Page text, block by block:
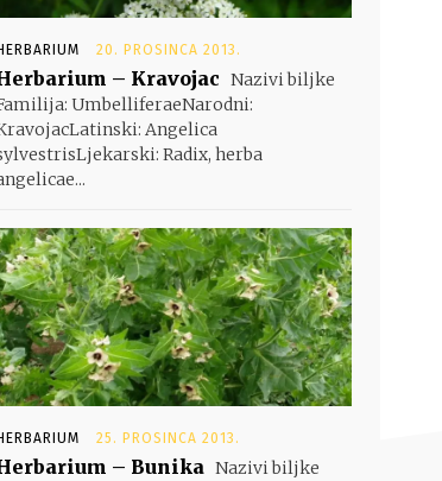
20. PROSINCA 2013.
– Kravojac Nazivi biljke
UmbelliferaeNarodni:
Angelica
Radix, herba
25. PROSINCA 2013.
– Bunika Nazivi biljke